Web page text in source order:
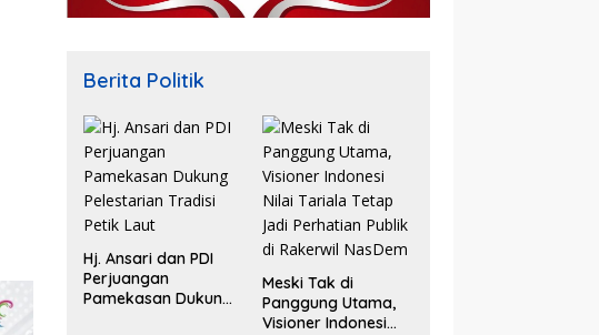
Berita Politik
Hj. Ansari dan PDI
Perjuangan
Pamekasan Dukung
Meski Tak di
Panggung Utama,
Visioner Indonesi